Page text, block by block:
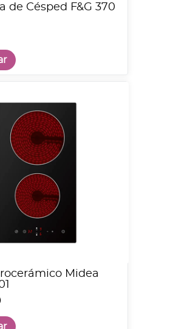
de Césped F&G 370
Midea